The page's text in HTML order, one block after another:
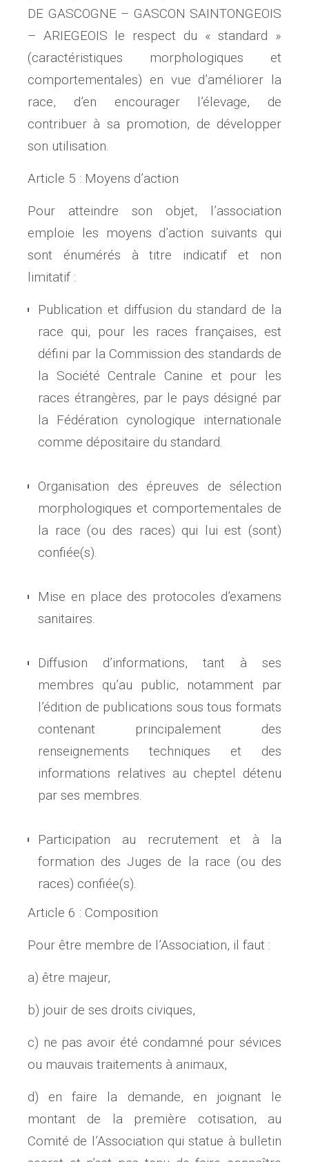
DE GASCOGNE – GASCON SAINTONGEOIS
– ARIEGEOIS le respect du « standard »
(caractéristiques morphologiques et
comportementales) en vue d’améliorer la
race, d’en encourager l’élevage, de
contribuer à sa promotion, de développer
son utilisation.
Article 5 : Moyens d’action
Pour atteindre son objet, l’association
emploie les moyens d’action suivants qui
sont énumérés à titre indicatif et non
limitatif :
Publication et diffusion du standard de la
race qui, pour les races françaises, est
défini par la Commission des standards de
la Société Centrale Canine et pour les
races étrangères, par le pays désigné par
la Fédération cynologique internationale
comme dépositaire du standard.
Organisation des épreuves de sélection
morphologiques et comportementales de
la race (ou des races) qui lui est (sont)
confiée(s).
Mise en place des protocoles d’examens
sanitaires.
Diffusion d’informations, tant à ses
membres qu’au public, notamment par
l’édition de publications sous tous formats
contenant principalement des
renseignements techniques et des
informations relatives au cheptel détenu
par ses membres.
Participation au recrutement et à la
formation des Juges de la race (ou des
races) confiée(s).
Article 6 : Composition
Pour être membre de l’Association, il faut :
a) être majeur,
b) jouir de ses droits civiques,
c) ne pas avoir été condamné pour sévices
ou mauvais traitements à animaux,
d) en faire la demande, en joignant le
montant de la première cotisation, au
Comité de l’Association qui statue à bulletin